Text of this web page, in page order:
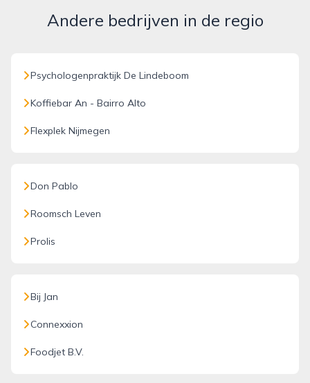
Andere bedrijven in de regio
Psychologenpraktijk De Lindeboom
Koffiebar An - Bairro Alto
Flexplek Nijmegen
Don Pablo
Roomsch Leven
Prolis
Bij Jan
Connexxion
Foodjet B.V.